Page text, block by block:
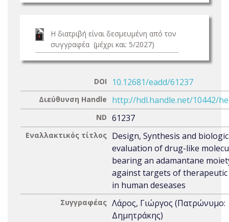
Η διατριβή είναι δεσμευμένη από τον
συγγραφέα (μέχρι και: 5/2027)
DOI 10.12681/eadd/61237
Διεύθυνση Handle http://hdl.handle.net/10442/
ND 61237
Εναλλακτικός τίτλος Design, Synthesis and
evaluation of drug-like
bearing an adamantane
against targets of
in human deseases
Συγγραφέας Λάρος, Γιώργος (Πατρώνυμο:
Δημητράκης)